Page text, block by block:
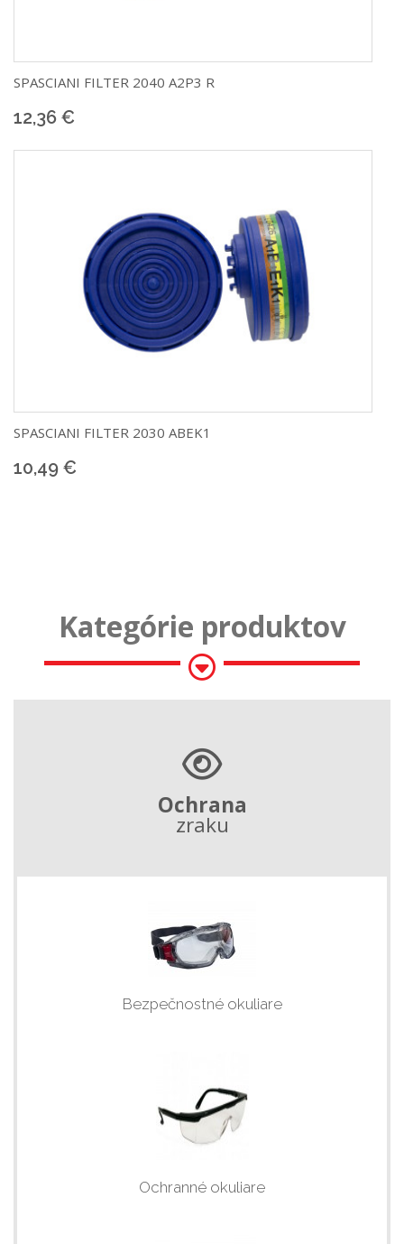
SPASCIANI FILTER 2040 A2P3 R
12,36 €
SPASCIANI FILTER 2030 ABEK1
10,49 €
Kategórie produktov
Ochrana
zraku
Bezpečnostné okuliare
Ochranné okuliare